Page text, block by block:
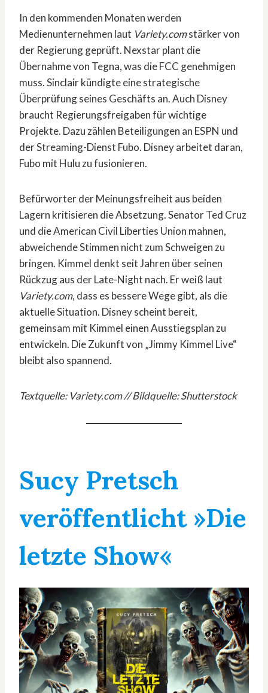
In den kommenden Monaten werden
Medienunternehmen laut Variety.comstärker von
der Regierung geprüft. Nexstar plant die
Übernahme von Tegna, was die FCC genehmigen
muss. Sinclair kündigte eine strategische
Überprüfung seines Geschäfts an. Auch Disney
braucht Regierungsfreigaben für wichtige
Projekte. Dazu zählen Beteiligungen an ESPN und
der Streaming-Dienst Fubo. Disney arbeitet daran,
Fubo mit Hulu zu fusionieren.
Befürworter der Meinungsfreiheit aus beiden
Lagern kritisieren die Absetzung. Senator Ted Cruz
und die American Civil Liberties Union mahnen,
abweichende Stimmen nicht zum Schweigen zu
bringen. Kimmel denkt seit Jahren über seinen
Rückzug aus der Late-Night nach. Er weiß laut
Variety.com, dass es bessere Wege gibt, als die
aktuelle Situation. Disney scheint bereit,
gemeinsam mit Kimmel einen Ausstiegsplan zu
entwickeln. Die Zukunft von „Jimmy Kimmel Live“
bleibt also spannend.
Textquelle: Variety.com // Bildquelle: Shutterstock
Sucy Pretsch
veröffentlicht »Die
letzte Show«